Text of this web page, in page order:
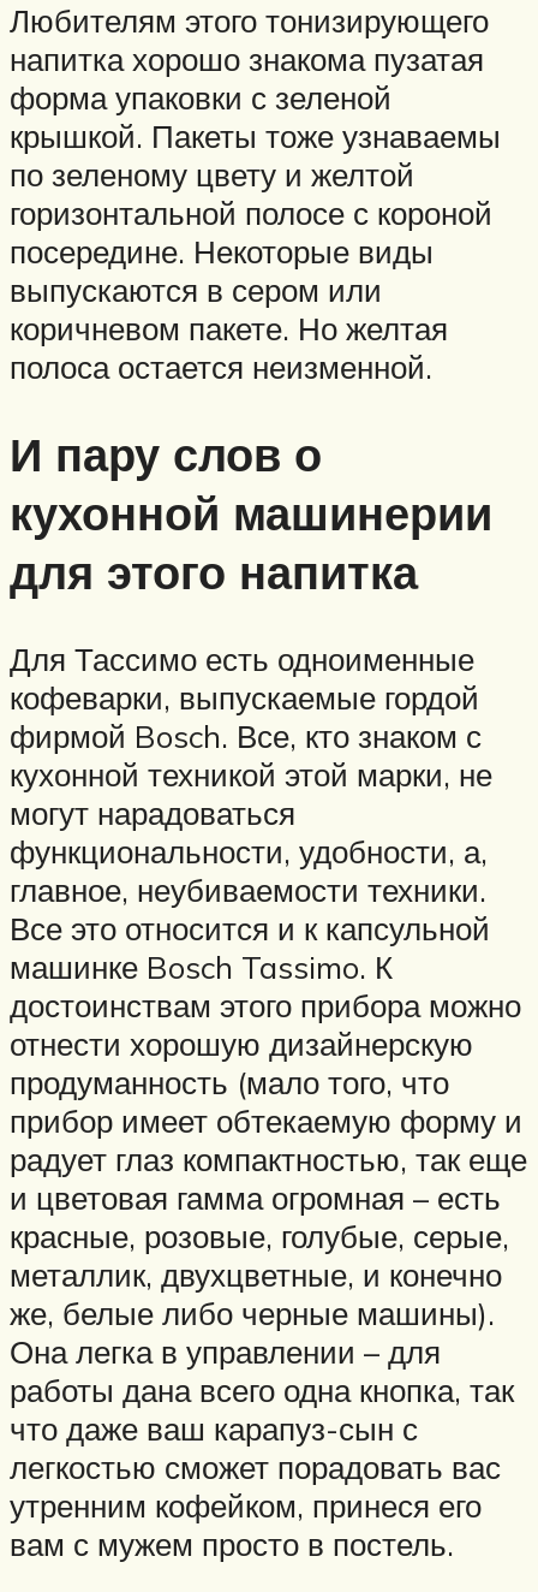
Любителям этого тонизирующего
напитка хорошо знакома пузатая
форма упаковки с зеленой
крышкой. Пакеты тоже узнаваемы
по зеленому цвету и желтой
горизонтальной полосе с короной
посередине. Некоторые виды
выпускаются в сером или
коричневом пакете. Но желтая
полоса остается неизменной.
И пару слов о
кухонной машинерии
для этого напитка
Для Тассимо есть одноименные
кофеварки, выпускаемые гордой
фирмой Bosch. Все, кто знаком с
кухонной техникой этой марки, не
могут нарадоваться
функциональности, удобности, а,
главное, неубиваемости техники.
Все это относится и к капсульной
машинке Bosch Tassimo. К
достоинствам этого прибора можно
отнести хорошую дизайнерскую
продуманность (мало того, что
прибор имеет обтекаемую форму и
радует глаз компактностью, так еще
и цветовая гамма огромная – есть
красные, розовые, голубые, серые,
металлик, двухцветные, и конечно
же, белые либо черные машины).
Она легка в управлении – для
работы дана всего одна кнопка, так
что даже ваш карапуз-сын с
легкостью сможет порадовать вас
утренним кофейком, принеся его
вам с мужем просто в постель.